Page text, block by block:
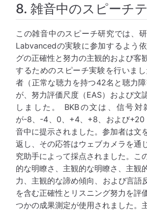
8. 雑音中のスピーチ
この雑音中のスピーチ研究では、
Labvancedの実験に参加するよう
グの正確性と努力の主観的および客
するためのスピーチ実験を行いま
者（正常な聴力を持つ42名と聴力障
が、努力評価尺度（EAS）および文
しました。 BKBの文は、信号対
が-8、-4、0、+4、+8、および+20
音中に提示されました。参加者は文
返し、その応答はウェブカメラを通
究助手によって採点されました。こ
的な明瞭さ、主観的な明瞭さ、主観
力、主観的な諦め傾向、および言語
を含む正確性とリスニング努力を評
つかの成果測定が使用されました。